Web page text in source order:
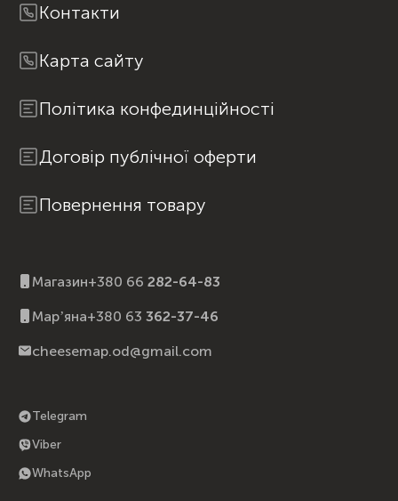
Контакти
Карта сайту
Політика конфединційності
Договір публічної оферти
Повернення товару
Telegram
Viber
WhatsApp
Магазин+380 66 282-64-83
Марʼяна+380 63 362-37-46
cheesemap.od@gmail.com